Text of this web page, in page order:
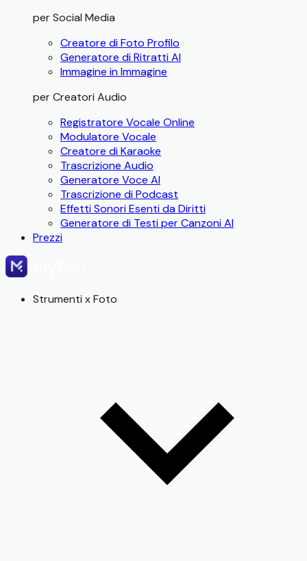
per Social Media
Creatore di Foto Profilo
Generatore di Ritratti AI
Immagine in Immagine
per Creatori Audio
Registratore Vocale Online
Modulatore Vocale
Creatore di Karaoke
Trascrizione Audio
Generatore Voce AI
Trascrizione di Podcast
Effetti Sonori Esenti da Diritti
Generatore di Testi per Canzoni AI
Prezzi
Strumenti x Foto